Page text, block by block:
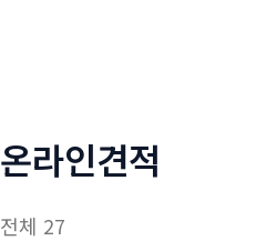
온라인견적
전체 27